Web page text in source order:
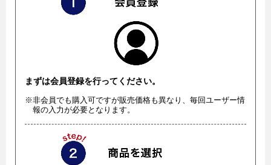
まずは会員登録を行ってください。
※非会員でも購入可ですが販売価格も異なり、毎回ユーザー情
報の入力が必要となります。